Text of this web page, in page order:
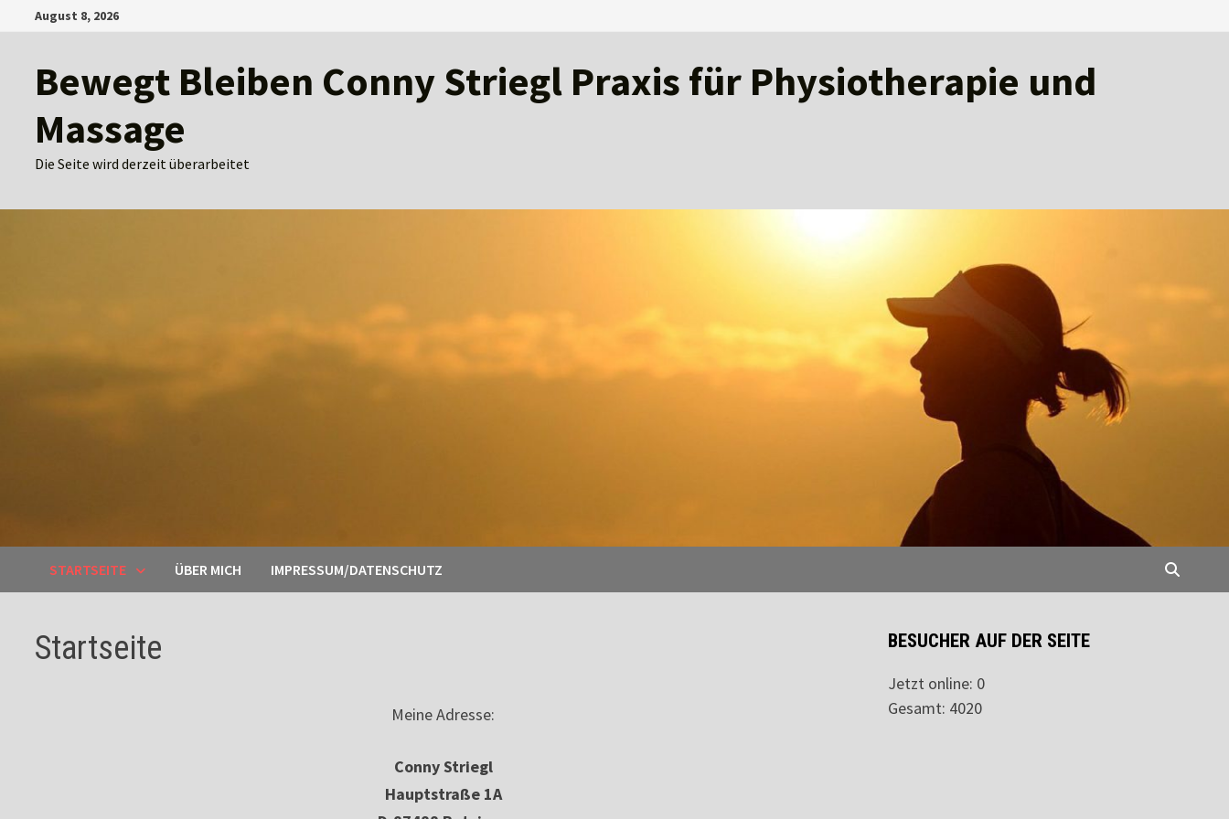
Inhalt
August 8, 2026
Bewegt Bleiben Conny Striegl Praxis für Physiotherapie und
Massage
Die Seite wird derzeit überarbeitet
STARTSEITE ÜBER MICH IMPRESSUM/DATENSCHUTZ
Startseite
Meine Adresse:
Conny Striegl
Hauptstraße 1A
BESUCHER AUF DER SEITE
Jetzt online: 0
Gesamt: 4020